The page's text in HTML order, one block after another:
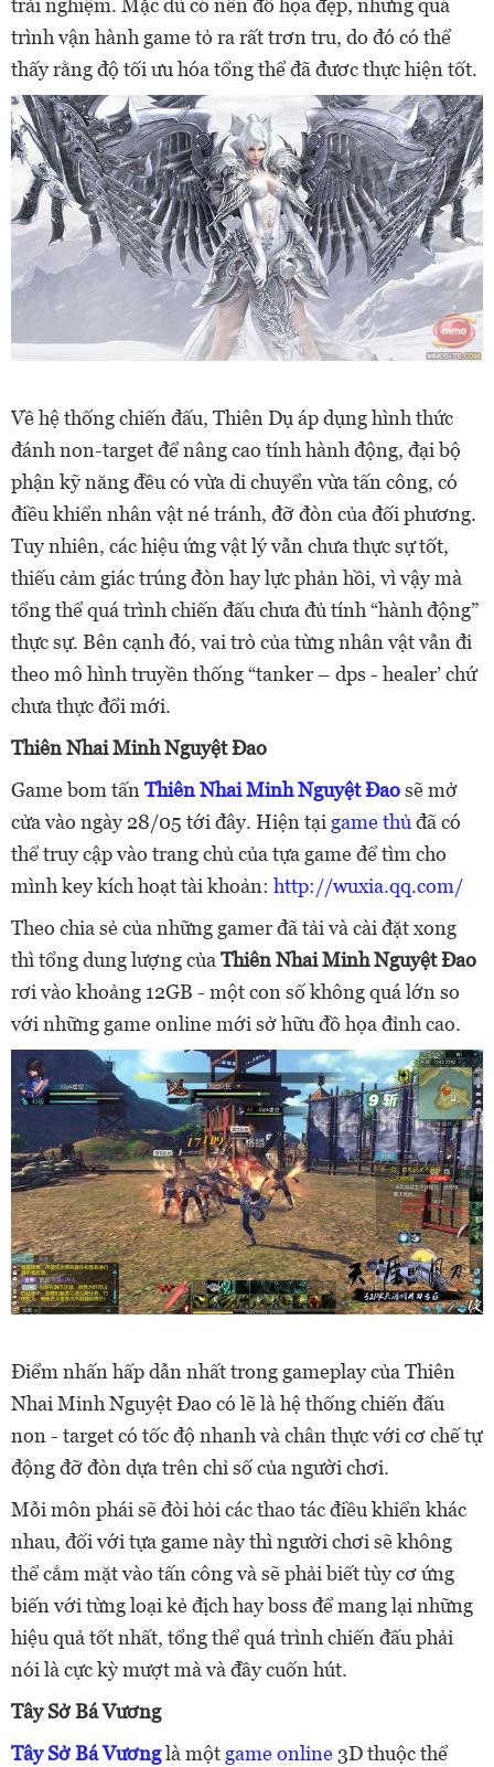
trải nghiệm. Mặc dù có nền đồ họa đẹp, nhưng quá
trình vận hành game tỏ ra rất trơn tru, do đó có thể
thấy rằng độ tối ưu hóa tổng thể đã đươc thực hiện tốt.
Về hệ thống chiến đấu, Thiên Dụ áp dụng hình thức
đánh non-target để nâng cao tính hành động, đại bộ
phận kỹ năng đều có vừa di chuyển vừa tấn công, có
điều khiển nhân vật né tránh, đỡ đòn của đối phương.
Tuy nhiên, các hiệu ứng vật lý vẫn chưa thực sự tốt,
thiếu cảm giác trúng đòn hay lực phản hồi, vì vậy mà
tổng thể quá trình chiến đấu chưa đủ tính “hành động”
thực sự. Bên cạnh đó, vai trò của từng nhân vật vẫn đi
theo mô hình truyền thống “tanker – dps - healer’ chứ
chưa thực đổi mới.
Thiên Nhai Minh Nguyệt Đao
Game bom tấn Thiên Nhai Minh Nguyệt Đaosẽ mở
cửa vào ngày 28/05 tới đây. Hiện tại game thủ đã có
thể truy cập vào trang chủ của tựa game để tìm cho
mình key kích hoạt tài khoản: http://wuxia.qq.com/
Theo chia sẻ của những gamer đã tải và cài đặt xong
thì tổng dung lượng của Thiên Nhai Minh Nguyệt Đao
rơi vào khoảng 12GB - một con số không quá lớn so
với những game online mới sở hữu đồ họa đỉnh cao.
Điểm nhấn hấp dẫn nhất trong gameplay của Thiên
Nhai Minh Nguyệt Đao có lẽ là hệ thống chiến đấu
non - target có tốc độ nhanh và chân thực với cơ chế tự
động đỡ đòn dựa trên chỉ số của người chơi.
Mỗi môn phái sẽ đòi hỏi các thao tác điều khiển khác
nhau, đối với tựa game này thì người chơi sẽ không
thể cắm mặt vào tấn công và sẽ phải biết tùy cơ ứng
biến với từng loại kẻ địch hay boss để mang lại những
hiệu quả tốt nhất, tổng thể quá trình chiến đấu phải
nói là cực kỳ mượt mà và đầy cuốn hút.
Tây Sở Bá Vương
Tây Sở Bá Vươnglà một game online3D thuộc thể